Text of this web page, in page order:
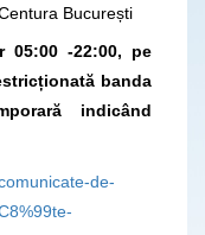
București
05:00 -22:00, pe
banda
indicând
de-